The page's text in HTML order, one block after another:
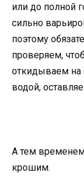
или до полной
сильно
поэтому
проверяем,
откидываем на
водой,
А тем
крошим.